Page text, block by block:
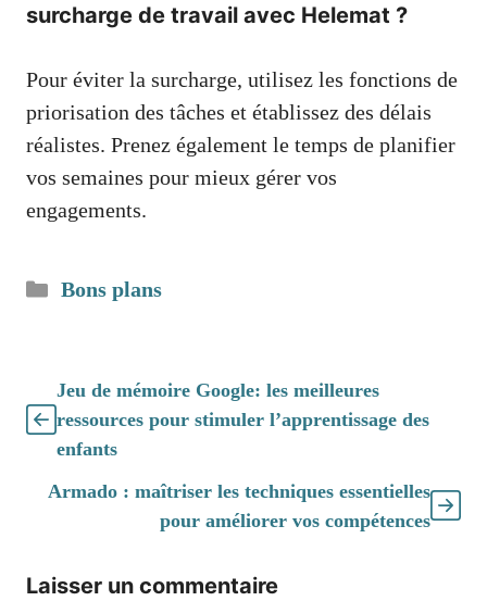
surcharge de travail avec Helemat ?
Pour éviter la surcharge, utilisez les fonctions de
priorisation des tâches et établissez des délais
réalistes. Prenez également le temps de planifier
vos semaines pour mieux gérer vos
engagements.
Catégories
Bons plans
Jeu de mémoire Google: les meilleures
ressources pour stimuler l’apprentissage des
enfants
Armado : maîtriser les techniques essentielles
pour améliorer vos compétences
Laisser un commentaire